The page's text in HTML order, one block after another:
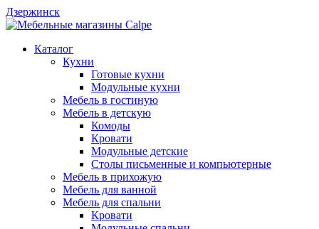
Дзержинск
Каталог
Кухни
Готовые кухни
Модульные кухни
Мебель в гостиную
Мебель в детскую
Комоды
Кровати
Модульные детские
Столы письменные и компьютерные
Мебель в прихожую
Мебель для ванной
Мебель для спальни
Кровати